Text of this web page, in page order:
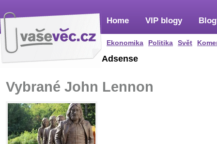
Home
Ekonomika Politika Svět
VIP blogy
Adsense
Vybrané John Lennon